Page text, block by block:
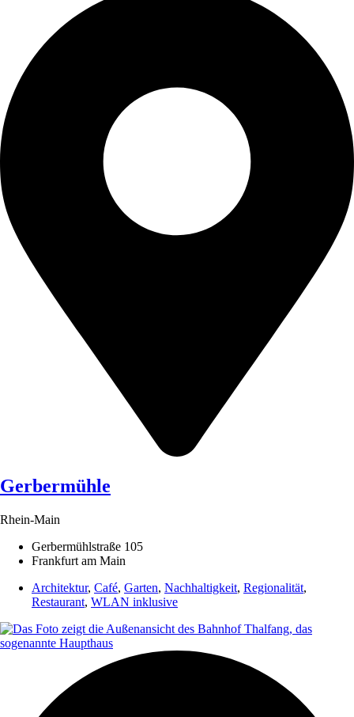
Gerbermühle
Rhein-Main
Gerbermühlstraße 105
Frankfurt am Main
Architektur, Café, Garten, Nachhaltigkeit, Regionalität,
Restaurant, WLAN inklusive